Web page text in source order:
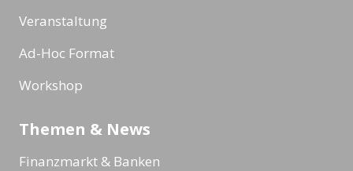
Veranstaltung
Ad-Hoc Format
Workshop
Themen & News
Finanzmarkt & Banken